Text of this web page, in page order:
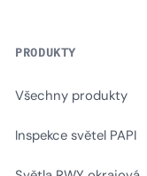
PRODUKTY
Všechny produkty
Inspekce světel PAPI